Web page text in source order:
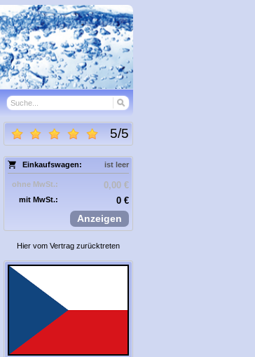
5/5
Einkaufswagen: ist leer
ohne MwSt.: 0,00 €
mit MwSt.: 0 €
Anzeigen
Hier vom Vertrag zurücktreten